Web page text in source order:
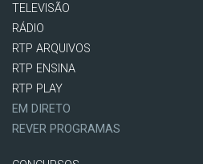
TELEVISÃO
RÁDIO
RTP ARQUIVOS
RTP ENSINA
RTP PLAY
EM DIRETO
REVER PROGRAMAS